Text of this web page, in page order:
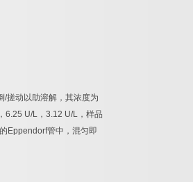
/搓动以助溶解，其浓度为
， 6.25 U/L ， 3.12 U/L ，样品
Eppendorf管中，混匀即